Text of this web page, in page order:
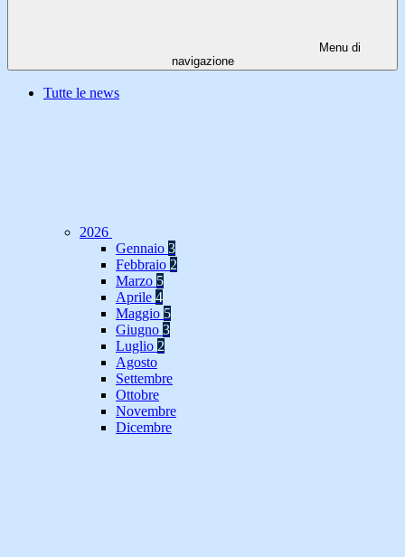
Menu di
navigazione
Tutte le news
2026
Gennaio 3
Febbraio 2
Marzo 5
Aprile 4
Maggio 5
Giugno 3
Luglio 2
Agosto
Settembre
Ottobre
Novembre
Dicembre